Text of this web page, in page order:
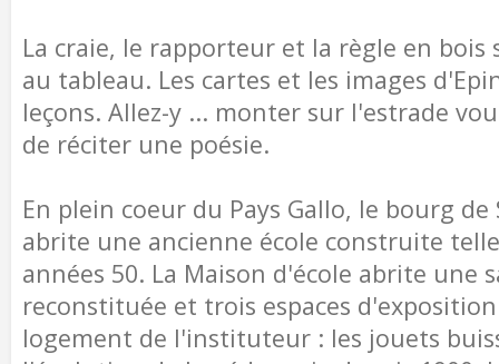
La craie, le rapporteur et la règle en bois
au tableau. Les cartes et les images
leçons. Allez-y ... monter sur l'estrade
de réciter une poésie.
En plein coeur du Pays Gallo, le bourg de
abrite une ancienne école construite
années 50. La Maison d'école abrite une
reconstituée et trois espaces
logement de l'instituteur : les jouets